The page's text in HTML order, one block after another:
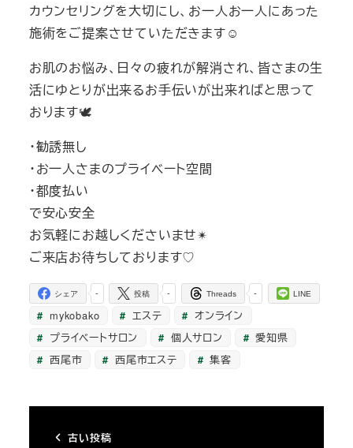
カウンセリングを大切にし、お一人お一人にあった
施術をご提案させていただきます☺️
お肌のお悩み、日々の疲れが解消され、皆さまの生
活にゆとりが出来るお手伝いが出来ればと思って
おります🕊
・勧誘無し
・お一人さまのプライベート空間
・都度払い
で安心安全
お気軽にお越しくださいませ✴︎
ご来店お待ちしております♡
-
シェア -
投稿 -
Threads LINE
mykobako エステ
オンライン
プライベートサロン
個人サロン
愛知県
西尾市
西尾市エステ 集客
古い投稿